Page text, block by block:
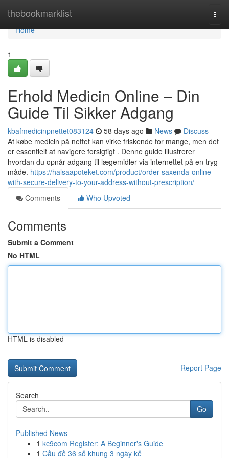
thebookmarklist
Home
Home
1
Erhold Medicin Online – Din
Guide Til Sikker Adgang
kbafmedicinpnettet083124 58 days ago News
Discuss
At købe medicin på nettet kan virke friskende for mange, men det
er essentielt at navigere forsigtigt . Denne guide illustrerer
hvordan du opnår adgang til lægemidler via internettet på en tryg
måde. https://halsaapoteket.com/product/order-saxenda-online-
with-secure-delivery-to-your-address-without-prescription/
Comments
Who Upvoted
Comments
Submit a Comment
No HTML
HTML is disabled
Report Page
Search
Go
Published News
1 kc9com Register: A Beginner's Guide
1 Cầu đề 36 số khung 3 ngày kế